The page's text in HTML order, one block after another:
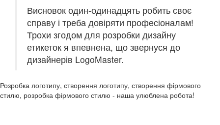
Висновок один-одинадцять робить своє
справу і треба довіряти професіоналам!
Трохи згодом для розробки дизайну
етикеток я впевнена, що звернуся до
дизайнерів LogoMaster.
Розробка логотипу, створення логотипу, створення фірмового
стилю, розробка фірмового стилю - наша улюблена робота!